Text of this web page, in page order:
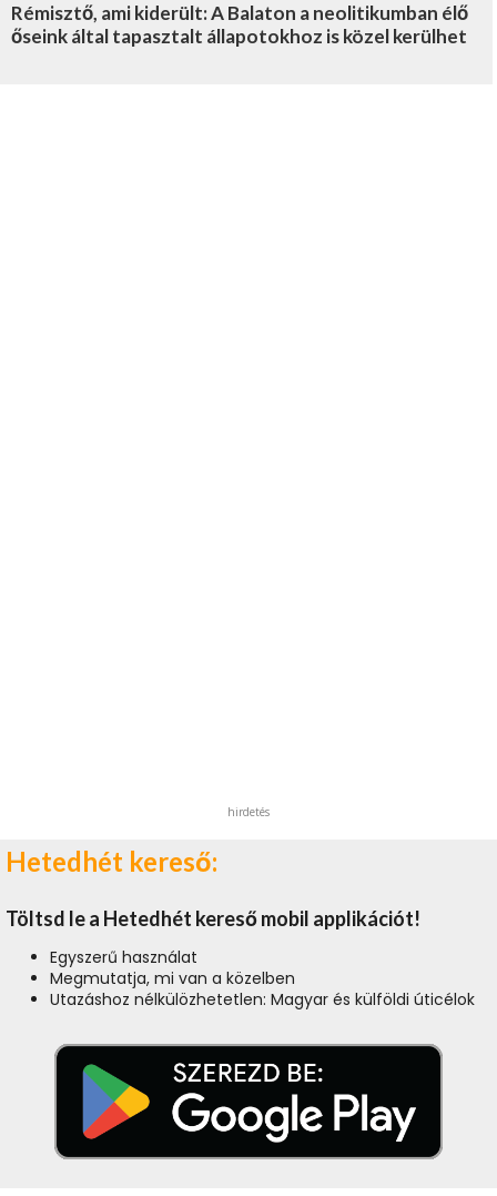
Rémisztő, ami kiderült: A Balaton a neolitikumban élő
őseink által tapasztalt állapotokhoz is közel kerülhet
hirdetés
Hetedhét kereső:
Töltsd le a Hetedhét kereső mobil applikációt!
Egyszerű használat
Megmutatja, mi van a közelben
Utazáshoz nélkülözhetetlen: Magyar és külföldi úticélok